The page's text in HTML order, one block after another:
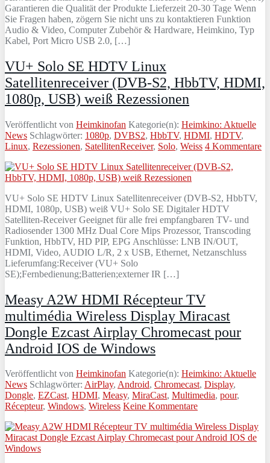
Garantieren die Qualität der Produkte Lieferzeit 20-30 Tage Wenn
Sie Fragen haben, zögern Sie nicht uns zu kontaktieren Funktion
Audio & Video, Computer Zubehör & Hardware, Heimkino, Typ
Kabel, Port Micro USB 2.0, […]
VU+ Solo SE HDTV Linux
Satellitenreceiver (DVB-S2, HbbTV, HDMI,
1080p, USB) weiß Rezessionen
Veröffentlicht von Heimkinofan Kategorie(n): Heimkino: Aktuelle
News Schlagwörter: 1080p, DVBS2, HbbTV, HDMI, HDTV,
Linux, Rezessionen, SatellitenReceiver, Solo, Weiss 4 Kommentare
VU+ Solo SE HDTV Linux Satellitenreceiver (DVB-S2, HbbTV,
HDMI, 1080p, USB) weiß VU+ Solo SE Digitaler HDTV
Satelliten-Receiver Geeignet für alle frei empfangbaren TV- und
Radiosender 1300 MHz Dual Core Mips Prozessor, Transcoding
Funktion, HbbTV, HD PIP, EPG Anschlüsse: LNB IN/OUT,
HDMI, Video, AUDIO L/R, 2 x USB, Ethernet, Netzanschluss
Lieferumfang:Receiver (VU+ Solo
SE);Fernbedienung;Batterien;externer IR […]
Measy A2W HDMI Récepteur TV
multimédia Wireless Display Miracast
Dongle Ezcast Airplay Chromecast pour
Android IOS de Windows
Veröffentlicht von Heimkinofan Kategorie(n): Heimkino: Aktuelle
News Schlagwörter: AirPlay, Android, Chromecast, Display,
Dongle, EZCast, HDMI, Measy, MiraCast, Multimedia, pour,
Récepteur, Windows, Wireless Keine Kommentare